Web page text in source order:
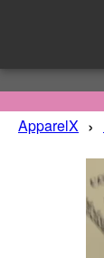
ApparelX ›